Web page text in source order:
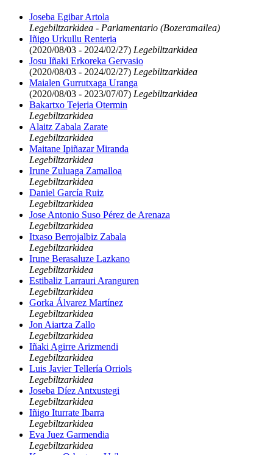
Joseba Egibar Artola
Legebiltzarkidea - Parlamentario (Bozeramailea)
Iñigo Urkullu Renteria
(2020/08/03 - 2024/02/27) Legebiltzarkidea
Josu Iñaki Erkoreka Gervasio
(2020/08/03 - 2024/02/27) Legebiltzarkidea
Maialen Gurrutxaga Uranga
(2020/08/03 - 2023/07/07) Legebiltzarkidea
Bakartxo Tejeria Otermin
Legebiltzarkidea
Alaitz Zabala Zarate
Legebiltzarkidea
Maitane Ipiñazar Miranda
Legebiltzarkidea
Irune Zuluaga Zamalloa
Legebiltzarkidea
Daniel García Ruiz
Legebiltzarkidea
Jose Antonio Suso Pérez de Arenaza
Legebiltzarkidea
Itxaso Berrojalbiz Zabala
Legebiltzarkidea
Irune Berasaluze Lazkano
Legebiltzarkidea
Estibaliz Larrauri Aranguren
Legebiltzarkidea
Gorka Álvarez Martínez
Legebiltzarkidea
Jon Aiartza Zallo
Legebiltzarkidea
Iñaki Agirre Arizmendi
Legebiltzarkidea
Luis Javier Tellería Orriols
Legebiltzarkidea
Joseba Díez Antxustegi
Legebiltzarkidea
Iñigo Iturrate Ibarra
Legebiltzarkidea
Eva Juez Garmendia
Legebiltzarkidea